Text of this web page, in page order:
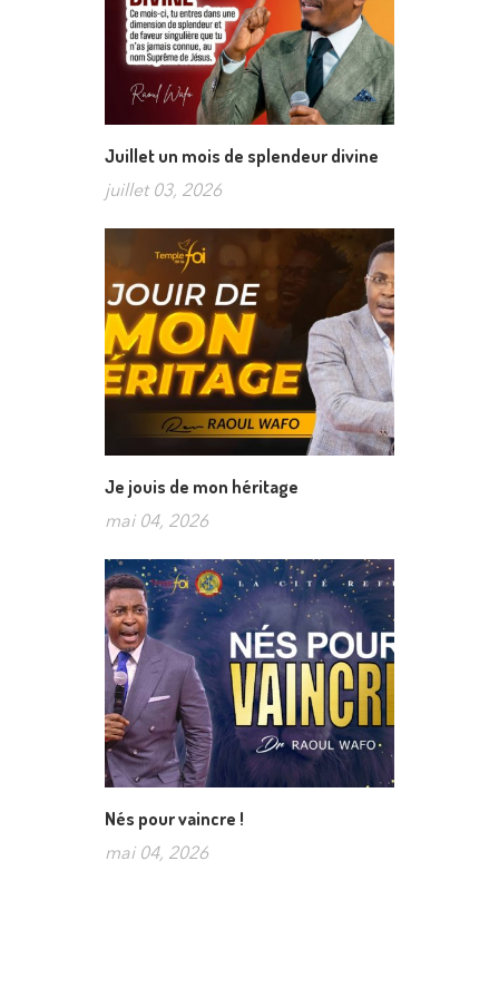
Juillet un mois de splendeur divine
juillet 03, 2026
Je jouis de mon héritage
mai 04, 2026
Nés pour vaincre !
mai 04, 2026